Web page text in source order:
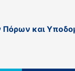
Πόρων και